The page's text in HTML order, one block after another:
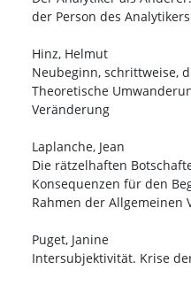
der Person des
Hinz, Helmut
Neubeginn, schrittweise,
Theoretische
Veränderung
Laplanche, Jean
Die rätzelhaften
Konsequenzen für den
Rahmen der Allgemeinen
Puget, Janine
Intersubjektivität. Krise